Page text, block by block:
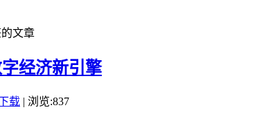
文章
经济新引擎
载 | 浏览:837